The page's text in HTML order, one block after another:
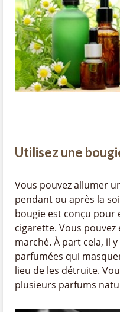
Utilisez une
Vous pouvez allumer
pendant ou après la
bougie est conçu pour
cigarette. Vous
marché. À part cela, il
parfumées qui
lieu de les détruite.
plusieurs parfums